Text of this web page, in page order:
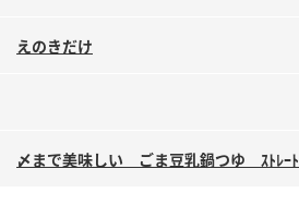
えのきだけ
〆まで美味しい ごま豆乳鍋つゆ ｽﾄﾚｰﾄ